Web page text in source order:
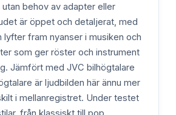
behov av adapter eller
är öppet och detaljerat, med
lyfter fram nyanser i musiken och
som ger röster och instrument
Jämfört med JVC bilhögtalare
är ljudbilden här ännu mer
i mellanregistret. Under testet